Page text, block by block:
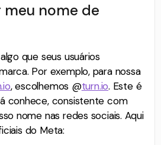
meu nome de
que seus usuários
Por exemplo, para nossa
, escolhemos @turn.io. Este é
conhece, consistente com
nome nas redes sociais. Aqui
do Meta: